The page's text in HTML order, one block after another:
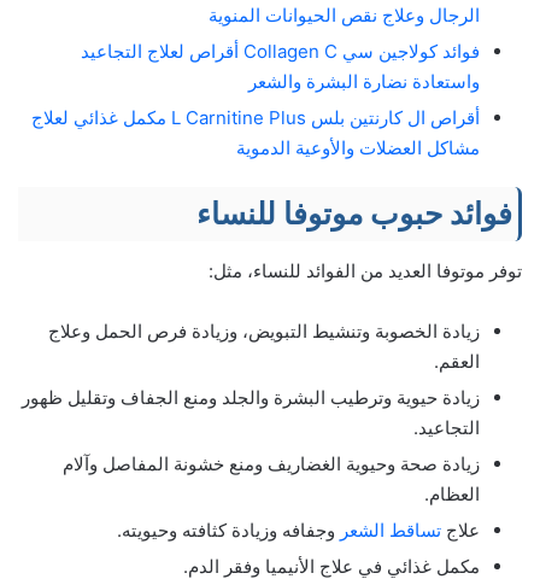
الرجال وعلاج نقص الحيوانات المنوية
فوائد كولاجين سي Collagen C أقراص لعلاج التجاعيد
واستعادة نضارة البشرة والشعر
أقراص ال كارنتين بلس L Carnitine Plus مكمل غذائي لعلاج
مشاكل العضلات والأوعية الدموية
فوائد حبوب موتوفا للنساء
توفر موتوفا العديد من الفوائد للنساء، مثل:
زيادة الخصوبة وتنشيط التبويض، وزيادة فرص الحمل وعلاج
العقم.
زيادة حيوية وترطيب البشرة والجلد ومنع الجفاف وتقليل ظهور
التجاعيد.
زيادة صحة وحيوية الغضاريف ومنع خشونة المفاصل وآلام
العظام.
علاج تساقط الشعر وجفافه وزيادة كثافته وحيويته.
مكمل غذائي في علاج الأنيميا وفقر الدم.